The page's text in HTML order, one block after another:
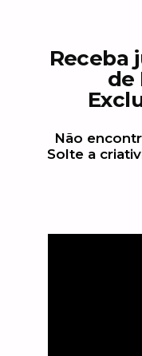
Receba
de
Não
Solte a